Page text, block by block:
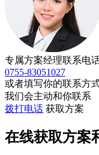
专属方案经理联系电
0755-83051027
或者填写你的联系方
我们会主动和你联系
拨打电话 获取方案
在线获取方案